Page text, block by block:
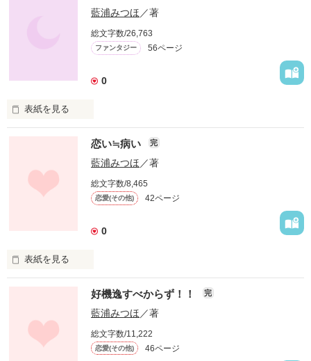
2009.8.3～更新中
作品を読む
二人のそれが違っていても
私はその想いを大切にしたい
咲き誇る季節
想い出へと変わった
2009.7.21～2009.7.25完結
作品を読む
藍浦みつほ ／著
総文字数/26,763
ファンタジー 56ページ
0
表紙を見る
特別な色を持って生まれてしまった
全てを諦め
それでも捨てきれず
出会ってしまったのは
運命なのだろうか
絡みつく忌まわしい
鎖を解くことは出来るのか
恋い≒病い 完
藍浦みつほ ／著
総文字数/8,465
恋愛(その他) 42ページ
0
表紙を見る
アイツの大嫌いな私
好機逸すべからず！！ 完
藍浦みつほ ／著
総文字数/11,222
恋愛(その他) 46ページ